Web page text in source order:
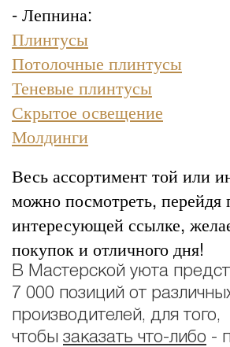
- Лепнина:
Плинтусы
Потолочные плинтусы
Теневые плинтусы
Скрытое освещение
Молдинги
Весь ассортимент той или
можно посмотреть, перейдя
интересующей ссылке,
покупок и отличного дня!
В Мастерской уюта
7 000 позиций от
производителей, для того,
чтобы заказать что-либо -